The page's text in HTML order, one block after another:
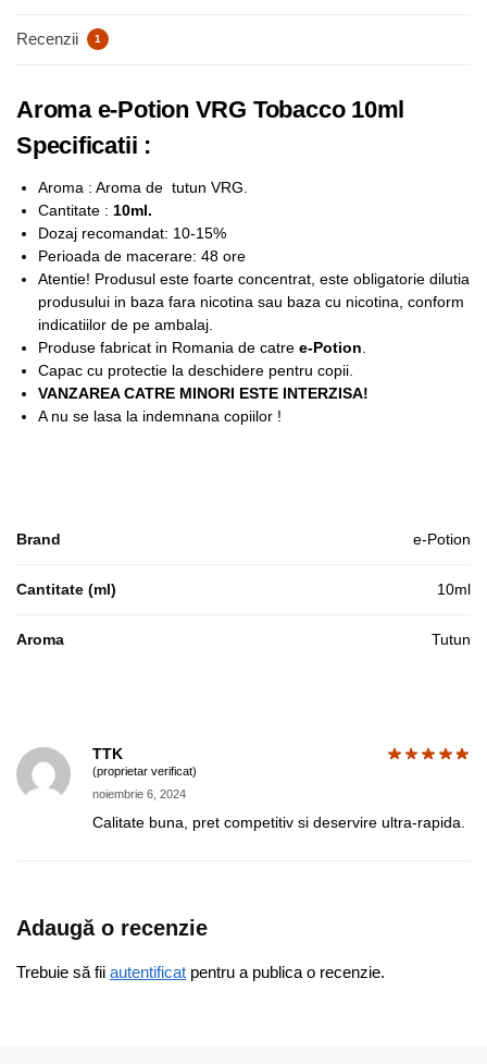
Recenzii 1
Aroma e-Potion VRG Tobacco 10ml
Specificatii :
Aroma : Aroma de tutun VRG.
Cantitate : 10ml.
Dozaj recomandat: 10-15%
Perioada de macerare: 48 ore
Atentie! Produsul este foarte concentrat, este obligatorie dilutia
produsului in baza fara nicotina sau baza cu nicotina, conform
indicatiilor de pe ambalaj.
Produse fabricat in Romania de catre e-Potion
Capac cu protectie la deschidere pentru copii.
VANZAREA CATRE MINORI ESTE INTERZISA!
A nu se lasa la indemnana copiilor !
Brand e-Potion
Cantitate (ml) 10ml
Aroma Tutun
TTK
(proprietar verificat)
noiembrie 6, 2024
Calitate buna, pret competitiv si deservire ultra-rapida.
Adaugă o recenzie
Trebuie să fii autentificat pentru a publica o recenzie.